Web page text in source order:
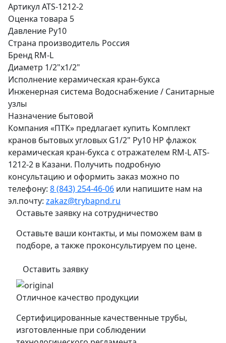
Артикул ATS-1212-2
Оценка товара 5
Давление Ру10
Страна производитель Россия
Бренд RM-L
Диаметр 1/2"x1/2"
Исполнение керамическая кран-букса
Инженерная система Водоснабжение / Санитарные
узлы
Назначение бытовой
Компания «ПТК» предлагает купить Комплект
кранов бытовых угловых G1/2" Ру10 НР флажок
керамическая кран-букса с отражателем RM-L ATS-
1212-2 в Казани. Получить подробную
консультацию и оформить заказ можно по
телефону: 8 (843) 254-46-06 или напишите нам на
эл.почту: zakaz@trybapnd.ru
Оставьте заявку на сотрудничество
Оставьте ваши контакты, и мы поможем вам в
подборе, а также проконсультируем по цене.
Оставить заявку
Отличное качество продукции
Сертифицированные качественные трубы,
изготовленные при соблюдении